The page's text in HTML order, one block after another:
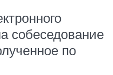
собеседование
по